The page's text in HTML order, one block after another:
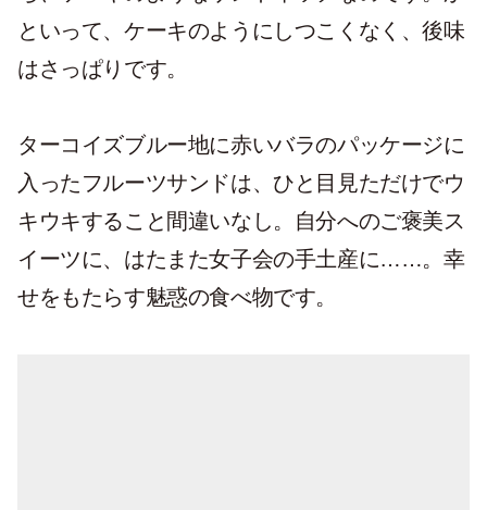
といって、ケーキのようにしつこくなく、後味
はさっぱりです。
ターコイズブルー地に赤いバラのパッケージに
入ったフルーツサンドは、ひと目見ただけでウ
キウキすること間違いなし。自分へのご褒美ス
イーツに、はたまた女子会の手土産に……。幸
せをもたらす魅惑の食べ物です。